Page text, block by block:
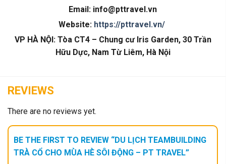
Email: info@pttravel.vn
Website: https://pttravel.vn/
VP HÀ NỘI: Tòa CT4 – Chung cư Iris Garden, 30 Trần
Hữu Dực, Nam Từ Liêm, Hà Nội
REVIEWS
There are no reviews yet.
BE THE FIRST TO REVIEW “DU LỊCH TEAMBUILDING
TRÀ CỔ CHO MÙA HÈ SÔI ĐỘNG – PT TRAVEL”